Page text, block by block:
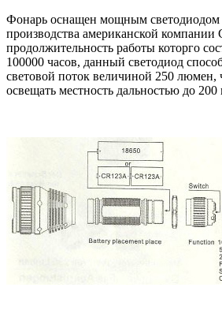
Фонарь оснащен мощным светодиодом
производства американской компании
продолжительность работы которго
100000 часов, данный светодиод
световой поток величиной 250 люмен,
освещать местность дальностью до 200